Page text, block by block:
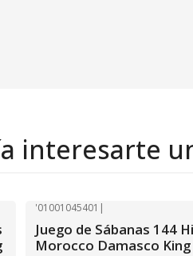
interesarte
'01001045401 |
Juego de Sábanas 144
Morocco Damasco King